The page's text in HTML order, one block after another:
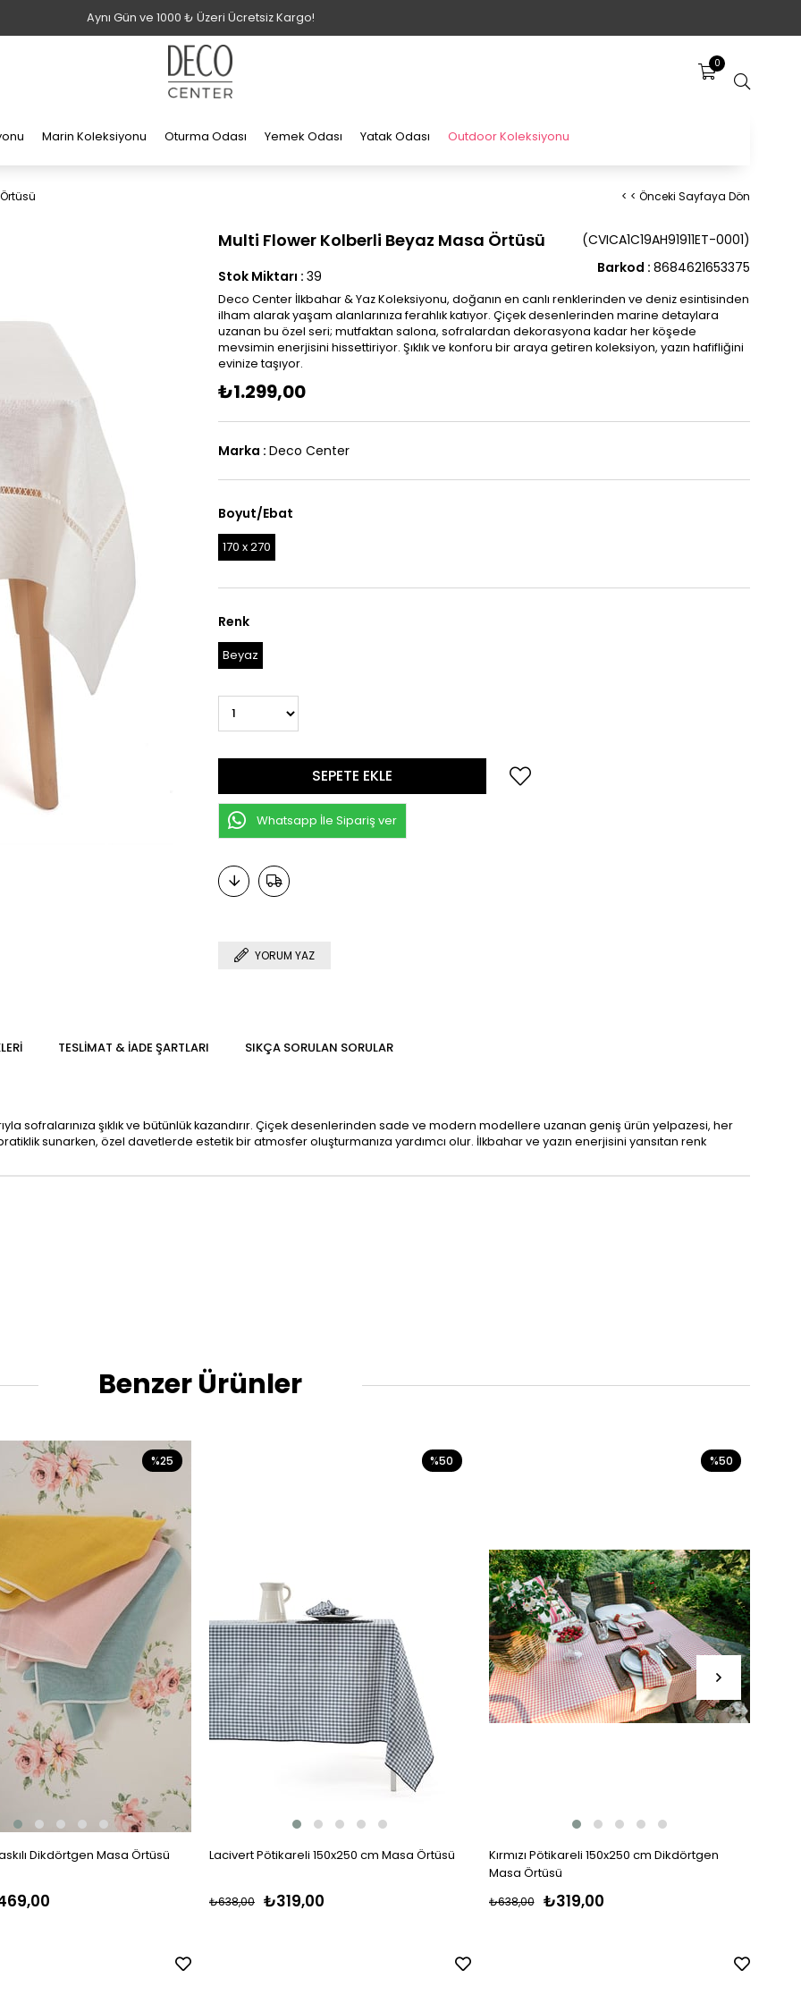
Aynı Gün ve 1000 ₺ Üzeri Ücretsiz Kargo!
0
Marin Koleksiyonu Oturma Odası Yemek Odası Yatak Odası Outdoor Koleksiyonu
< < Önceki Sayfaya Dön
Multi Flower Kolberli Beyaz Masa Örtüsü
(CVICA1C19AH91911ET-0001)
Barkod : 8684621653375
Stok Miktarı : 39
Deco Center İlkbahar & Yaz Koleksiyonu, doğanın en canlı renklerinden ve deniz esintisinden
ilham alarak yaşam alanlarınıza ferahlık katıyor. Çiçek desenlerinden marine detaylara
uzanan bu özel seri; mutfaktan salona, sofralardan dekorasyona kadar her köşede
mevsimin enerjisini hissettiriyor. Şıklık ve konforu bir araya getiren koleksiyon, yazın hafifliğini
evinize taşıyor.
₺1.299,00
Marka : Deco Center
Boyut/Ebat
170 x 270
Renk
Beyaz
Whatsapp İle Sipariş ver
YORUM YAZ
TESLIMAT & İADE ŞARTLARI SIKÇA SORULAN SORULAR
sofralarınıza şıklık ve bütünlük kazandırır. Çiçek desenlerinden sade ve modern modellere uzanan geniş ürün yelpazesi, her
sunarken, özel davetlerde estetik bir atmosfer oluşturmanıza yardımcı olur. İlkbahar ve yazın enerjisini yansıtan renk
Benzer Ürünler
Dikdörtgen Masa Örtüsü
%25
Lacivert Pötikareli 150x250 cm Masa Örtüsü
₺319,00
₺638,00
%50
Kırmızı Pötikareli 150x250 cm Dikdörtgen
Masa Örtüsü
₺319,00
₺638,00
%50